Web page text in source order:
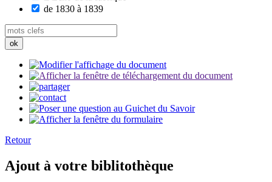
de 1830 à 1839
Retour
Ajout à votre biblitothèque